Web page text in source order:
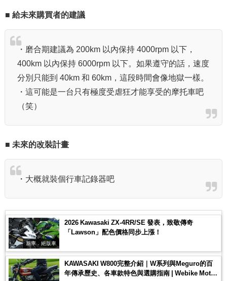
■ 給未來購買者的建議
・磨合期建議為 200km 以內保持 4000rpm 以下，
400km 以內保持 6000rpm 以下。如果遵守的話，速度
分別只能到 40km 和 60km，這段時間會像地獄一樣。
・這可能是一台只有極度受虐狂才能享受的摩托車吧
（笑）
■ 未來的改裝計畫
・大概就裝個行車記錄器吧
新車．絕版車
2026 Kawasaki ZX-4RR/SE 發表，致敬傳奇
「Lawson」配色價格同步上漲！
KAWASAKI W800完整介紹｜W系列與Meguro的百
年傳承歷史、各車款特色與選購指南 | Webike Moto